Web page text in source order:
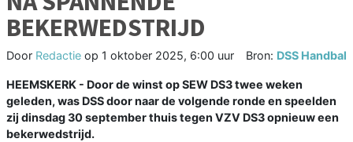
BEKERWEDSTRIJD
Door Redactie op 1 oktober 2025, 6:00 uur Bron: DSS Handbal
HEEMSKERK - Door de winst op SEW DS3 twee weken
geleden, was DSS door naar de volgende ronde en speelden
zij dinsdag 30 september thuis tegen VZV DS3 opnieuw een
bekerwedstrijd.